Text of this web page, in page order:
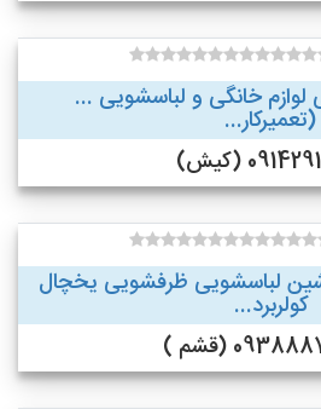
خانگی و لباسشویی ...
(کیش)
لباسشویی ظرفشویی یخچال
کولربرد...
(قشم )